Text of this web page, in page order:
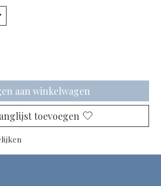
aan winkelwagen
toevoegen